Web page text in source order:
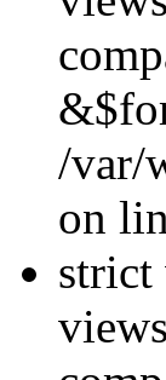
/var/
on
strict